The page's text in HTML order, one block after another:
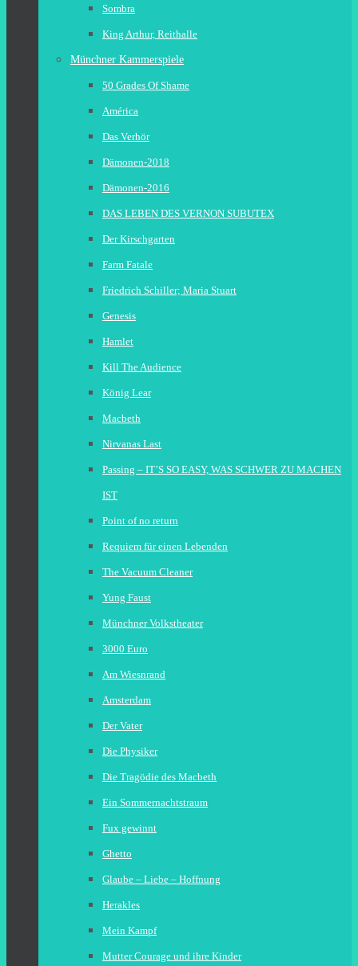
Sombra
King Arthur, Reithalle
Münchner Kammerspiele
50 Grades Of Shame
América
Das Verhör
Dämonen-2018
Dämonen-2016
DAS LEBEN DES VERNON SUBUTEX
Der Kirschgarten
Farm Fatale
Friedrich Schiller; Maria Stuart
Genesis
Hamlet
Kill The Audience
König Lear
Macbeth
Nirvanas Last
Passing – IT’S SO EASY, WAS SCHWER ZU MACHEN
IST
Point of no return
Requiem für einen Lebenden
The Vacuum Cleaner
Yung Faust
Münchner Volkstheater
3000 Euro
Am Wiesnrand
Amsterdam
Der Vater
Die Physiker
Die Tragödie des Macbeth
Ein Sommernachtstraum
Fux gewinnt
Ghetto
Glaube – Liebe – Hoffnung
Herakles
Mein Kampf
Mutter Courage und ihre Kinder